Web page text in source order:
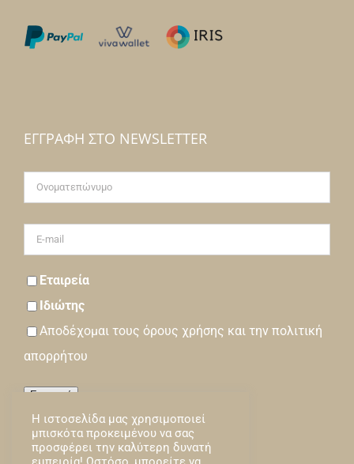
ΕΓΓΡΑΦΉ ΣΤΟ NEWSLETTER
Εταιρεία
Ιδιώτης
Αποδέχομαι τους όρους χρήσης και την πολιτική
απορρήτου
Εγγραφή
Loading…
Η ιστοσελίδα μας χρησιμοποιεί
μπισκότα προκειμένου να σας
προσφέρει την καλύτερη δυνατή